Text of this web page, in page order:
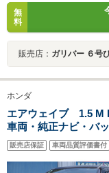
無
料
販売店： ガリバー ６号
ホンダ
エアウェイブ 1.5 M
車両・純正ナビ・バ
コン・パドルシフト
ール・エアバッグ・
ップシート・7スピー
販売店保証 車両品質評価書付